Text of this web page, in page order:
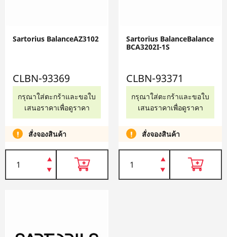
Sartorius BalanceAZ3102
CLBN-93369
กรุณาใส่ตะกร้าและขอใบ
เสนอราคาเพื่อดูราคา
สั่งจองสินค้า
Sartorius BalanceBalance
BCA3202I-1S
CLBN-93371
กรุณาใส่ตะกร้าและขอใบ
เสนอราคาเพื่อดูราคา
สั่งจองสินค้า